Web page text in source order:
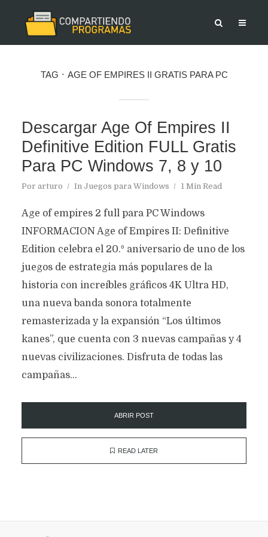
TAG AGE OF EMPIRES II GRATIS PARA PC
Descargar Age Of Empires II
Definitive Edition FULL Gratis
Para PC Windows 7, 8 y 10
Por arturo In Juegos para Windows 1 Min Read
Age of empires 2 full para PC Windows
INFORMACION Age of Empires II: Definitive
Edition celebra el 20.º aniversario de uno de los
juegos de estrategia más populares de la
historia con increíbles gráficos 4K Ultra HD,
una nueva banda sonora totalmente
remasterizada y la expansión “Los últimos
kanes”, que cuenta con 3 nuevas campañas y 4
nuevas civilizaciones. Disfruta de todas las
campañas...
ABRIR POST
READ LATER